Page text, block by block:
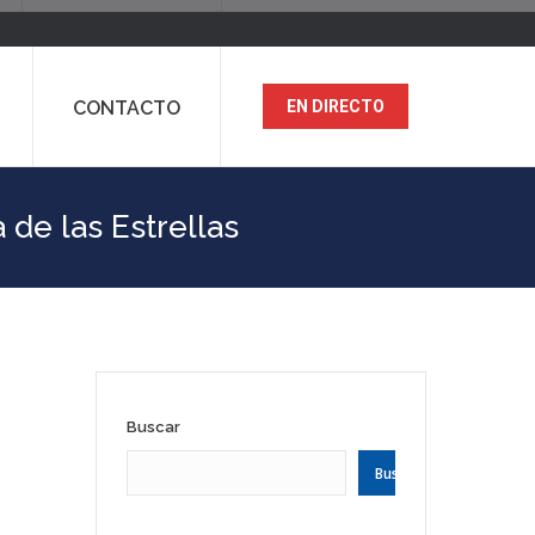
CONTACTO EN DIRECTO
de las Estrellas
Buscar
Buscar